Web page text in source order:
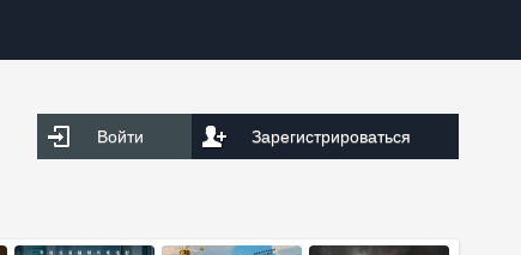
Войти Зарегистрироваться